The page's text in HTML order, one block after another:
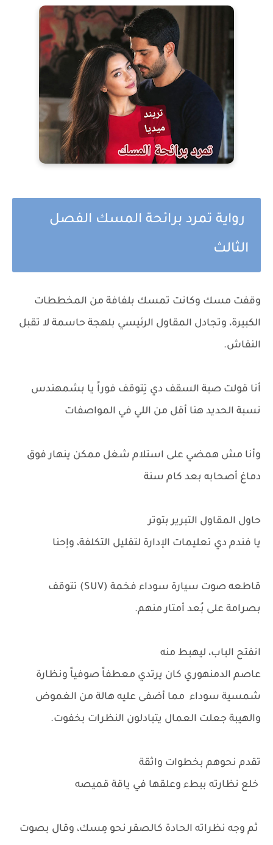
رواية تمرد برائحة المسك الفصل
الثالث
وقفت مسك وكانت تمسك بلفافة من المخططات
الكبيرة، وتجادل المقاول الرئيسي بلهجة حاسمة لا تقبل
النقاش.
أنا قولت صبة السقف دي تِتوقف فوراً يا بشمهندس
نسبة الحديد هنا أقل من اللي في المواصفات
وأنا مش همضي على استلام شغل ممكن ينهار فوق
دماغ أصحابه بعد كام سنة
حاول المقاول التبرير بتوتر
يا فندم دي تعليمات الإدارة لتقليل التكلفة، وإحنا
قاطعه صوت سيارة سوداء فخمة (SUV) تتوقف
بصرامة على بُعد أمتار منهم.
انفتح الباب، ليهبط منه
عاصم الدمنهوري كان يرتدي معطفاً صوفياً ونظارة
شمسية سوداء مما أضفى عليه هالة من الغموض
والهيبة جعلت العمال يتبادلون النظرات بخفوت.
تقدم نحوهم بخطوات واثقة
خلع نظارته ببطء وعلقها في ياقة قميصه
ثم وجه نظراته الحادة كالصقر نحو مِسك، وقال بصوت